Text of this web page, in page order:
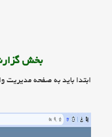
بخش
ابتدا باید به صفحه مدیریت